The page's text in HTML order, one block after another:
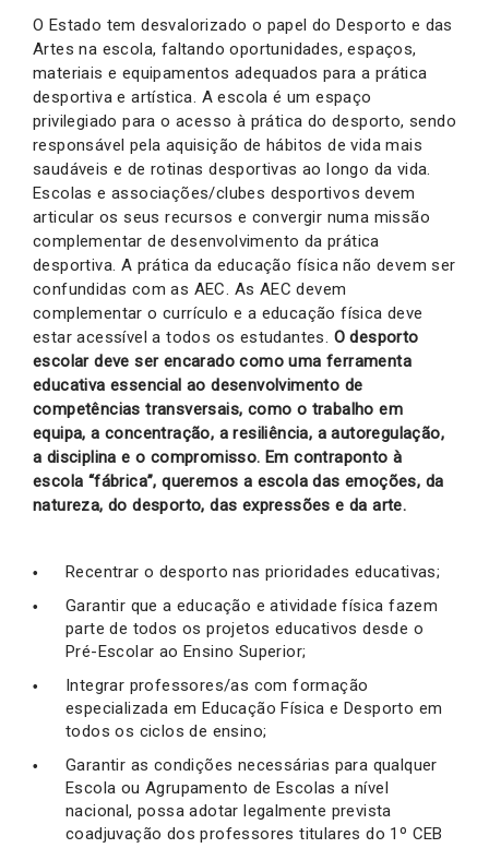
O Estado tem desvalorizado o papel do Desporto e das
Artes na escola, faltando oportunidades, espaços,
materiais e equipamentos adequados para a prática
desportiva e artística. A escola é um espaço
privilegiado para o acesso à prática do desporto, sendo
responsável pela aquisição de hábitos de vida mais
saudáveis e de rotinas desportivas ao longo da vida.
Escolas e associações/clubes desportivos devem
articular os seus recursos e convergir numa missão
complementar de desenvolvimento da prática
desportiva. A prática da educação física não devem ser
confundidas com as AEC. As AEC devem
complementar o currículo e a educação física deve
estar acessível a todos os estudantes. O desporto
escolar deve ser encarado como uma ferramenta
educativa essencial ao desenvolvimento de
competências transversais, como o trabalho em
equipa, a concentração, a resiliência, a autoregulação,
a disciplina e o compromisso. Em contraponto à
escola “fábrica”, queremos a escola das emoções, da
natureza, do desporto, das expressões e da arte.
Recentrar o desporto nas prioridades educativas;
Garantir que a educação e atividade física fazem
parte de todos os projetos educativos desde o
Pré-Escolar ao Ensino Superior;
Integrar professores/as com formação
especializada em Educação Física e Desporto em
todos os ciclos de ensino;
Garantir as condições necessárias para qualquer
Escola ou Agrupamento de Escolas a nível
nacional, possa adotar legalmente prevista
coadjuvação dos professores titulares do 1º CEB